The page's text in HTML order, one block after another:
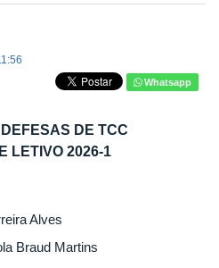
Whatsapp
DE TCC
LETIVO 2026-1
Alves
Braud Martins